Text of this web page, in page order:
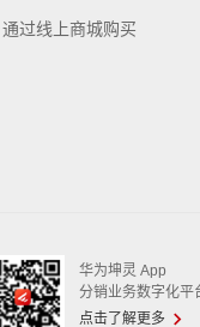
通过线上商城购买
华为坤灵 App
分销业务数字化平
点击了解更多